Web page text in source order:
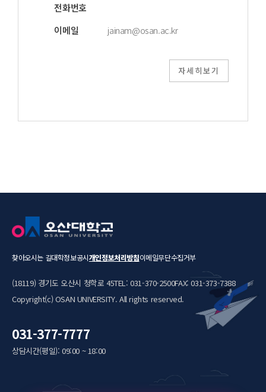
전화번호
이메일
jainam@osan.ac.kr
자세히보기
찾아오시는 길대학정보공시개인정보처리방침이메일무단수집거부
(18119) 경기도 오산시 청학로 45TEL: 031-370-2500FAX: 031-373-7388
Copyright(c) OSAN UNIVERSITY. All rights reserved.
031-377-7777
상담시간(평일): 09:00 ~ 18:00